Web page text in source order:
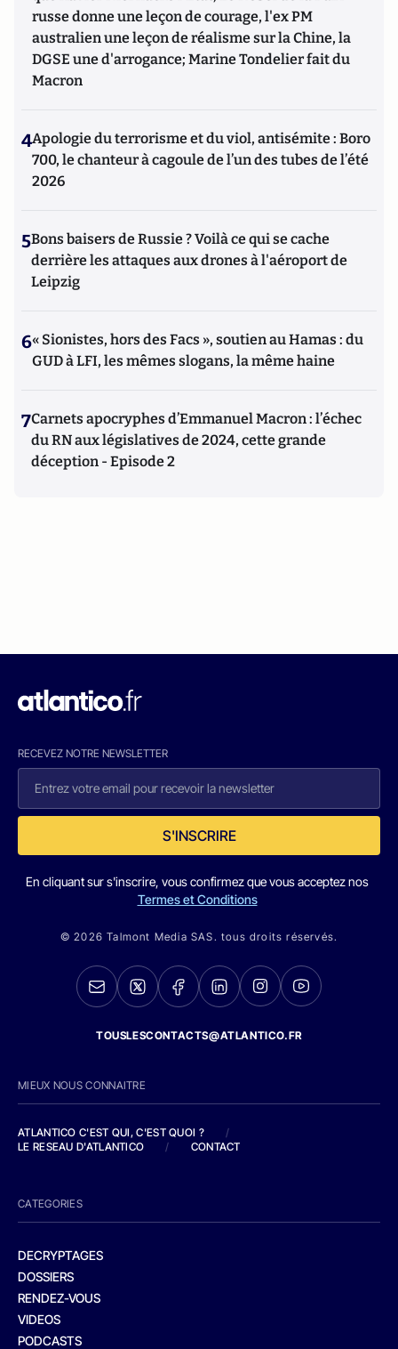
russe donne une leçon de courage, l'ex PM
australien une leçon de réalisme sur la Chine, la
DGSE une d'arrogance; Marine Tondelier fait du
Macron
4Apologie du terrorisme et du viol, antisémite : Boro
700, le chanteur à cagoule de l’un des tubes de l’été
2026
5Bons baisers de Russie ? Voilà ce qui se cache
derrière les attaques aux drones à l'aéroport de
Leipzig
6« Sionistes, hors des Facs », soutien au Hamas : du
GUD à LFI, les mêmes slogans, la même haine
7Carnets apocryphes d’Emmanuel Macron : l’échec
du RN aux législatives de 2024, cette grande
déception - Episode 2
RECEVEZ NOTRE NEWSLETTER
S'INSCRIRE
En cliquant sur s'inscrire, vous confirmez que vous acceptez nos
Termes et Conditions
© 2026 Talmont Media SAS. tous droits réservés.
TOUSLESCONTACTS@ATLANTICO.FR
MIEUX NOUS CONNAITRE
ATLANTICO C'EST QUI, C'EST QUOI ?
/
LE RESEAU D'ATLANTICO
/ CONTACT
CATEGORIES
DECRYPTAGES
DOSSIERS
RENDEZ-VOUS
VIDEOS
PODCASTS